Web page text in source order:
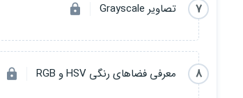
7 تصاویر Grayscale
8 معرفی فضاهای رنگی HSV و RGB